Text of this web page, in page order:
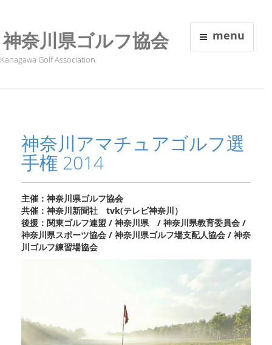
menu
神奈川県ゴルフ協会
Kanagawa Golf Association
神奈川アマチュアゴルフ選
手権 2014
主催：神奈川県ゴルフ協会
共催：神奈川新聞社 tvk(テレビ神奈川）
後援：関東ゴルフ連盟 / 神奈川県 / 神奈川県教育委員会 /
神奈川県スポーツ協会 / 神奈川県ゴルフ場支配人協会 / 神奈
川ゴルフ練習場協会